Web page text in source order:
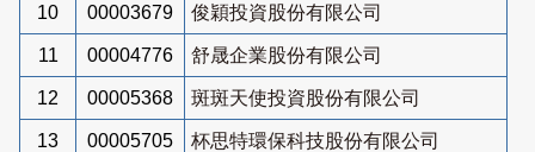
10 00003679 俊穎投資股份有限公司
11 00004776 舒晟企業股份有限公司
12 00005368 斑斑天使投資股份有限公司
13 00005705 杯思特環保科技股份有限公司